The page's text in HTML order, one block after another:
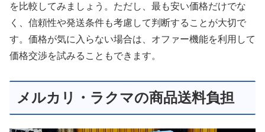
を比較してみましょう。ただし、最も安い価格だけでな
く、信頼性や発送条件も考慮して判断することが大切で
す。価格が気に入らない場合は、オファー機能を利用して
価格交渉を試みることもできます。
メルカリ・ラクマの商品送料負担